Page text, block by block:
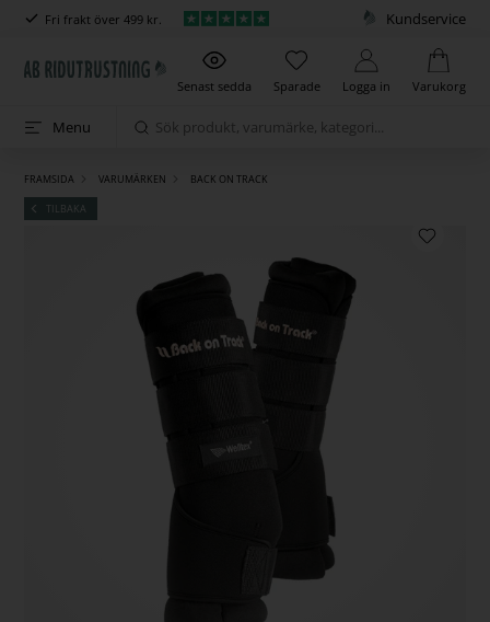
Fri frakt över 499 kr. Kundservice
Senast sedda Sparade Logga in Varukorg
Menu
FRAMSIDA VARUMÄRKEN BACK ON TRACK
TILBAKA